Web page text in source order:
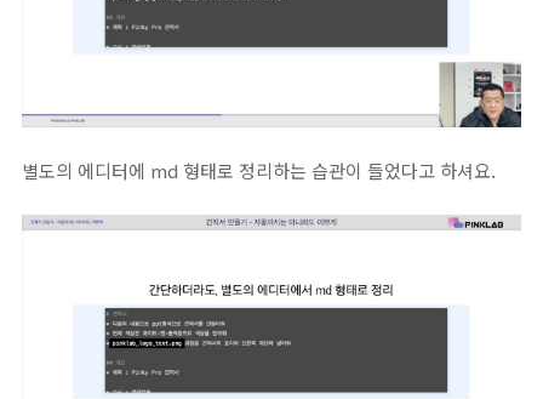
별도의 에디터에 md 형태로 정리하는 습관이 들었다고 하셔요.